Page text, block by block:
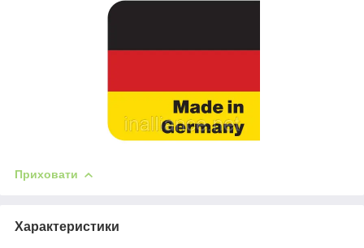
Приховати
Характеристики